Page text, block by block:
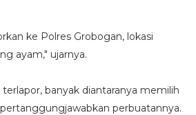
ke Polres Grobogan, lokasi
ayam," ujarnya.
banyak diantaranya memilih
perbuatannya.